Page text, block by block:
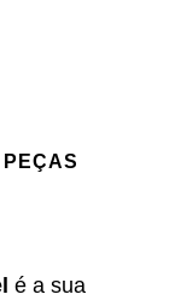
é a sua